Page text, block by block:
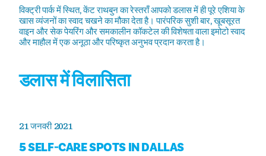
विक्ट्री पार्क में स्थित, केंट राथबुन का रेस्तराँ आपको डलास में ही पूरे एशिया के
खास व्यंजनों का स्वाद चखने का मौका देता है। पारंपरिक सुशी बार, खूबसूरत
वाइन और सेक पेयरिंग और समकालीन कॉकटेल की विशेषता वाला इमोटो स्वाद
और माहौल में एक अनूठा और परिष्कृत अनुभव प्रदान करता है।
डलास में विलासिता
21 जनवरी 2021
5 SELF-CARE SPOTS IN DALLAS